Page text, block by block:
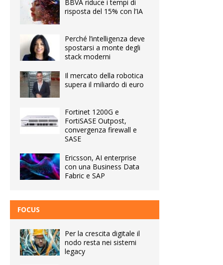
BBVA riduce i tempi di
risposta del 15% con l’IA
Perché l’intelligenza deve
spostarsi a monte degli
stack moderni
Il mercato della robotica
supera il miliardo di euro
Fortinet 1200G e
FortiSASE Outpost,
convergenza firewall e
SASE
Ericsson, AI enterprise
con una Business Data
Fabric e SAP
FOCUS
Per la crescita digitale il
nodo resta nei sistemi
legacy